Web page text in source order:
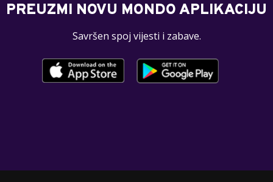
PREUZMI NOVU MONDO APLIKACIJU
Savršen spoj vijesti i zabave.